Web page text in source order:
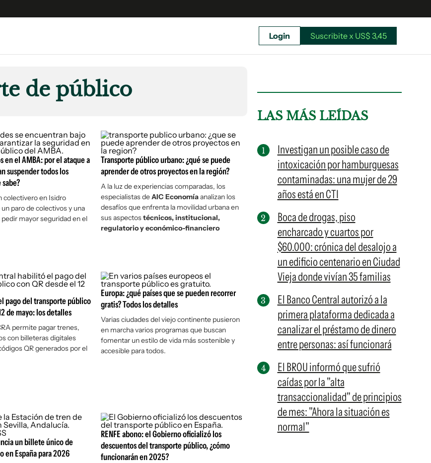
Suscribite x US$ 3,45
Login Suscribite x US$ 3,45
de público
en el AMBA: por el ataque a
suspender todos los
colectivero en Isidro
paro de colectivos y una
mayor seguridad en el
Transporte público urbano: ¿qué se puede
aprender de otros proyectos en la región?
A la luz de experiencias comparadas, los
especialistas deAIC Economíaanalizan los
desafíos que enfrenta la movilidad urbana en
sus aspectostécnicos, institucional,
regulatorio y económico-financiero
pago del transporte público
de mayo: los detalles
permite pagar trenes,
con billeteras digitales
QR generados por el
Europa: ¿qué países que se pueden recorrer
gratis? Todos los detalles
Varias ciudades del viejo continente pusieron
en marcha varios programas que buscan
fomentar un estilo de vida más sostenible y
accesible para todos.
un billete único de
en España para 2026
RENFE abono: el Gobierno oficializó los
descuentos del transporte público, ¿cómo
funcionarán en 2025?
LAS MÁS LEÍDAS
Investigan un posible caso de
intoxicación por hamburguesas
contaminadas: una mujer de 29
años está en CTI
Boca de drogas, piso
encharcado y cuartos por
$60.000: crónica del desalojo a
un edificio centenario en Ciudad
Vieja donde vivían 35 familias
El Banco Central autorizó a la
primera plataforma dedicada a
canalizar el préstamo de dinero
entre personas: así funcionará
El BROU informó que sufrió
caídas por la "alta
transaccionalidad" de principios
de mes: "Ahora la situación es
normal"